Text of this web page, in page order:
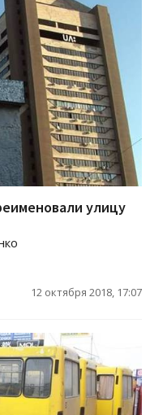
улицу
12 октября 2018, 17:07